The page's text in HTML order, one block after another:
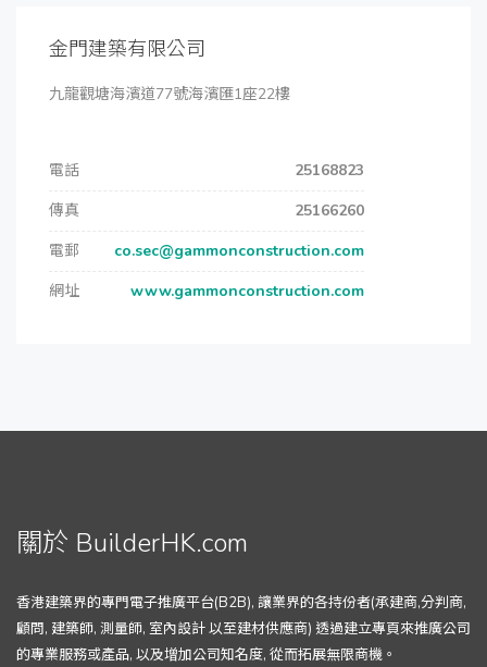
金門建築有限公司
九龍觀塘海濱道77號海濱匯1座22樓
電話
25168823
傳真
25166260
電郵
co.sec@gammonconstruction.com
網址
www.gammonconstruction.com
關於 BuilderHK.com
香港建築界的專門電子推廣平台(B2B), 讓業界的各持份者(承建商,分判商,
顧問, 建築師, 測量師, 室內設計 以至建材供應商) 透過建立專頁來推廣公司
的專業服務或產品, 以及增加公司知名度, 從而拓展無限商機。